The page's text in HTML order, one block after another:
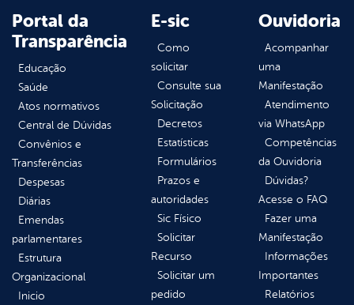
Portal da
Transparência
Educação
Saúde
Atos normativos
Central de Dúvidas
Convênios e
Transferências
Despesas
Diárias
Emendas
parlamentares
Estrutura
Organizacional
Inicio
E-sic
Como
solicitar
Consulte sua
Solicitação
Decretos
Estatísticas
Formulários
Prazos e
autoridades
Sic Físico
Solicitar
Recurso
Solicitar um
pedido
Ouvidoria
Acompanhar
uma
Manifestação
Atendimento
via WhatsApp
Competências
da Ouvidoria
Dúvidas?
Acesse o FAQ
Fazer uma
Manifestação
Informações
Importantes
Relatórios